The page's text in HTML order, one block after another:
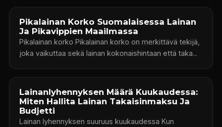
Pikalainan Korko Suomalaisessa Lainan
Ja Pikavippien Maailmassa
Pikalainan korko Pikalainan korko on merkittävä tekijä,
joka vaikuttaa sekä lainan kokonaishintaan että taka...
Lainanlyhennyksen Määrä Kuukaudessa:
Miten Hallita Lainan Takaisinmaksu Ja
Budjetti
Lainan lyhennyksen suuruus kuukaudessa Kun